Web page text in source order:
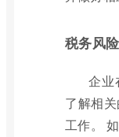
税务风
企业
了解相
工作。